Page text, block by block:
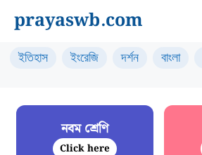
content
prayaswb.com
ইতিহাস ইংরেজি দর্শন বাংলা
নবম শ্রেণি
Click here